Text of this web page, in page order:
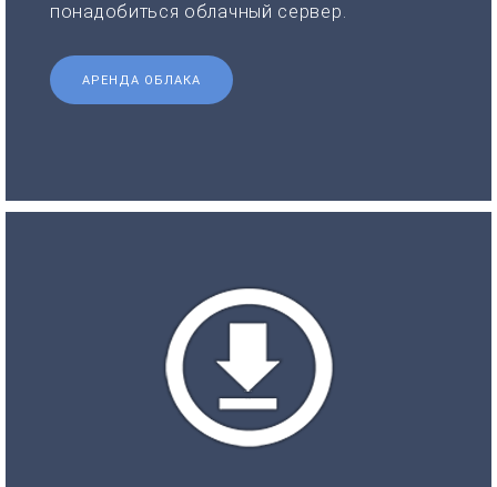
понадобиться облачный сервер.
АРЕНДА ОБЛАКА